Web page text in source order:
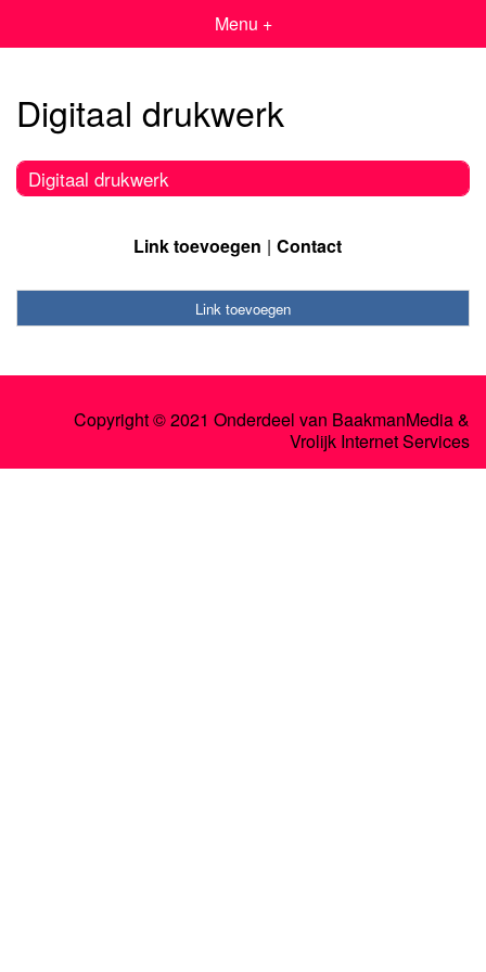
Menu +
Digitaal drukwerk
Digitaal drukwerk
Link toevoegen Contact
Link toevoegen
Copyright © 2021 Onderdeel van BaakmanMedia&
Vrolijk Internet Services